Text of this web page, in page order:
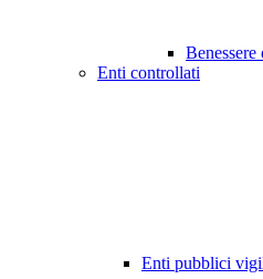
Enti controllati
Enti pubblici